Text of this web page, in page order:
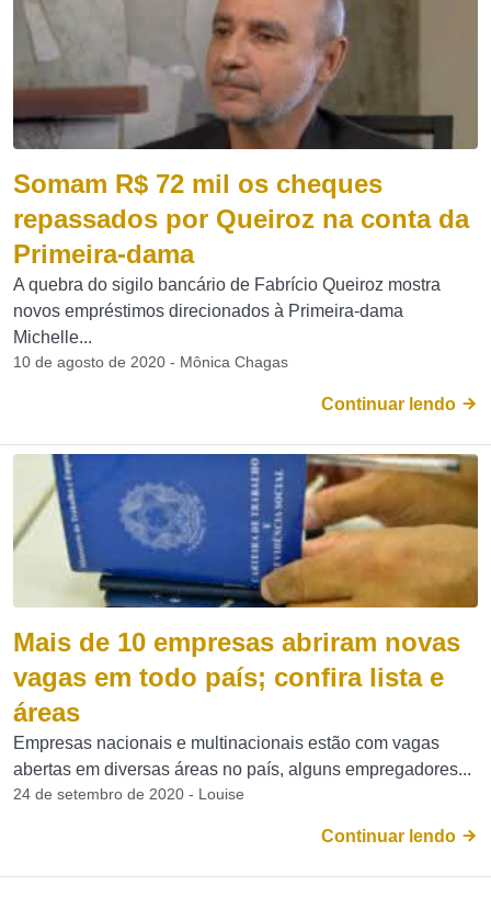
Somam R$ 72 mil os cheques
repassados por Queiroz na conta da
Primeira-dama
A quebra do sigilo bancário de Fabrício Queiroz mostra
novos empréstimos direcionados à Primeira-dama
Michelle...
10 de agosto de 2020 - Mônica Chagas
Continuar lendo
Mais de 10 empresas abriram novas
vagas em todo país; confira lista e
áreas
Empresas nacionais e multinacionais estão com vagas
abertas em diversas áreas no país, alguns empregadores...
24 de setembro de 2020 - Louise
Continuar lendo